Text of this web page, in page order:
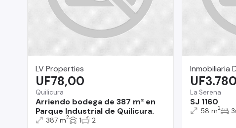
LV Properties
Quilicura
Arriendo bodega de 387 m² en
Parque Industrial de Quilicura.
UF78,00
387 m2 1 2
Inmobiliaria
La Serena
SJ 1160
58 m2 3